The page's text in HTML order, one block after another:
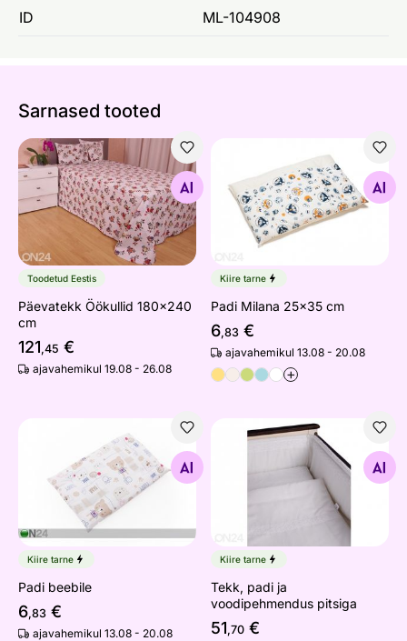
ID ML-104908
Sarnased tooted
Päevatekk Öökullid 180x240 cm
Otsi sarnaseid
Toodetud Eestis
Päevatekk Öökullid 180x240
cm
121,45 €
ajavahemikul 19.08 - 26.08
Padi Milana 25x35 cm
Otsi sarnaseid
Kiire tarne
Padi Milana 25x35 cm
6,83 €
ajavahemikul 13.08 - 20.08
+
Padi beebile
Otsi sarnaseid
Kiire tarne
Padi beebile
6,83 €
ajavahemikul 13.08 - 20.08
Tekk, padi ja
Otsi sarnaseid
Kiire tarne
Tekk, padi ja
voodipehmendus pitsiga
51,70 €